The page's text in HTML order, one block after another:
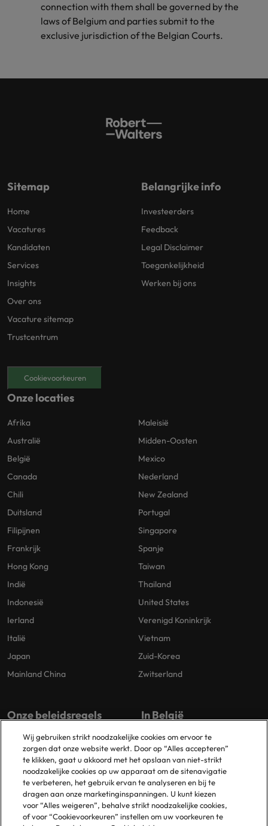
connection with them shall be governed by the
laws of Belgium and parties submit to the
exclusive jurisdiction of the Belgian Courts.
Sitemap
Home
Vacatures
Kandidaten
Services
Insights
Over ons
Vacature sitemap
Trustcentrum
Belangrijke info
Investeerders
Feedback
Legal Disclaimer
Toegankelijkheid
Werken bij ons
Cookievoorkeuren
Onze locaties
Afrika
Australië
België
Canada
Chili
Duitsland
Filipijnen
Frankrijk
Hong Kong
Indië
Indonesië
Ierland
Italië
Japan
Mainland China
Maleisië
Midden-Oosten
Mexico
Nederland
New Zealand
Portugal
Singapore
Spanje
Taiwan
Thailand
United States
Verenigd Koninkrijk
Vietnam
Zuid-Korea
Zwitserland
Onze beleidsregels
Privacybeleid
Cookiebeleid
Beleidsbibliotheek
In België
Antwerpen
Brussel
Gent
Groot-Bijgaarden
Wij gebruiken strikt noodzakelijke cookies om ervoor te
zorgen dat onze website werkt. Door op “Alles accepteren”
te klikken, gaat u akkoord met het opslaan van niet-strikt
noodzakelijke cookies op uw apparaat om de sitenavigatie
te verbeteren, het gebruik ervan te analyseren en bij te
dragen aan onze marketinginspanningen. U kunt kiezen
voor “Alles weigeren”, behalve strikt noodzakelijke cookies,
of voor “Cookievoorkeuren” instellen om uw voorkeuren te